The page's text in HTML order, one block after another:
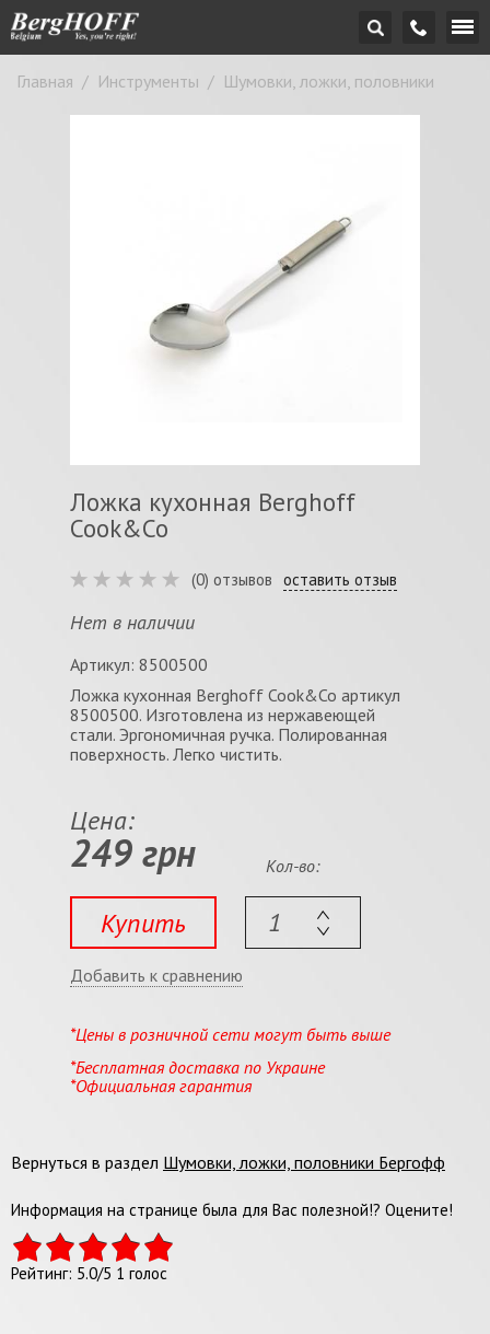
Главная / Инструменты / Шумовки, ложки, половники
Ложка кухонная Berghoff
Cook&Co
(0) отзывов оставить отзыв
Нет в наличии
Артикул: 8500500
Ложка кухонная Berghoff Cook&Co артикул
8500500. Изготовлена из нержавеющей
стали. Эргономичная ручка. Полированная
поверхность. Легко чистить.
Цена:
249 грн
Купить
Кол-во:
Добавить к сравнению
*Цены в розничной сети могут быть выше
*Бесплатная доставка по Украине
*Официальная гарантия
Вернуться в раздел Шумовки, ложки, половники Бергофф
Информация на странице была для Вас полезной!? Оцените!
Рейтинг: 5.0/5 1 голос